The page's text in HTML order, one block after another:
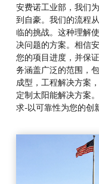
安费诺工业部，我们
到自豪。我们的流程
临的挑战。这种理解
决问题的方案。相信
您的项目进度，并保
务涵盖广泛的范围，
成型，工程解决方案
定制太阳能解决方案
求-以可靠性为您的创